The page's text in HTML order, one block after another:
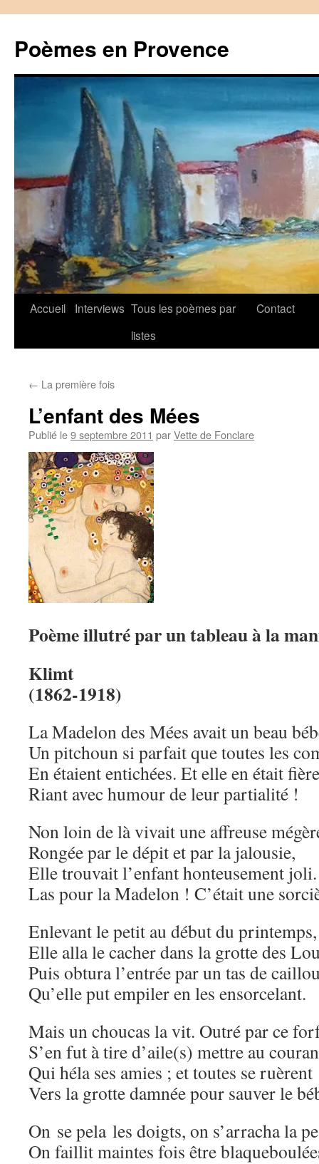
contenu
Poèmes en Provence
Accueil Interviews Tous les poèmes par
listes
Contact
← La première fois
L’enfant des Mées
Publié le9 septembre 2011 parVette de Fonclare
Poème illutré par un tableau à la
Klimt
(1862-1918)
La Madelon des Mées avait un beau
Un pitchoun si parfait que toutes les
En étaient entichées. Et elle en était
Riant avec humour de leur partialité !
Non loin de là vivait une affreuse
Rongée par le dépit et par la jalousie,
Elle trouvait l’enfant honteusement joli.
Las pour la Madelon ! C’était une
Enlevant le petit au début du printemps,
Elle alla le cacher dans la grotte des
Puis obtura l’entrée par un tas de
Qu’elle put empiler en les ensorcelant.
Mais un choucas la vit. Outré par ce
S’en fut à tire d’aile(s) mettre au
Qui héla ses amies ; et toutes se ruèrent
Vers la grotte damnée pour sauver le
On se pela les doigts, on s’arracha la
On faillit maintes fois être